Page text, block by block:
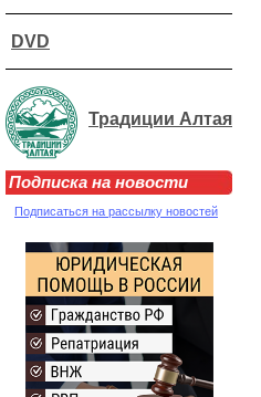
DVD
Традиции Алтая
Подписка на новости
Подписаться на рассылку новостей